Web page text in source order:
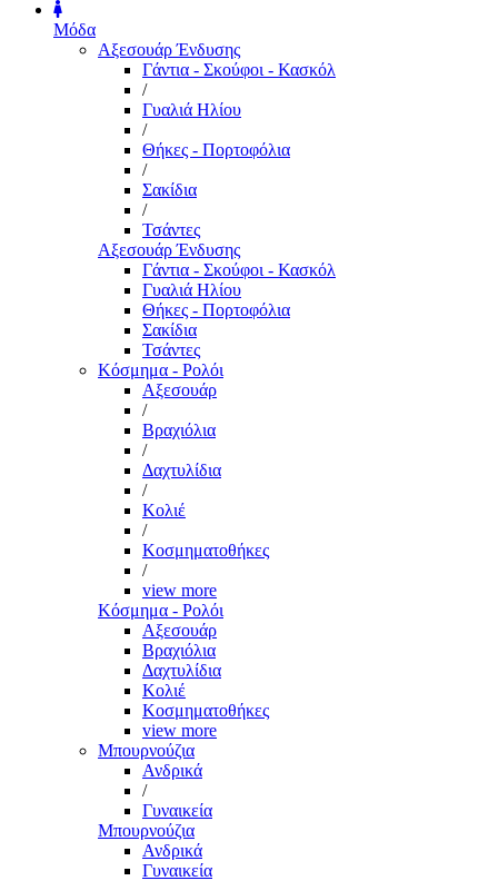
Μόδα
Αξεσουάρ Ένδυσης
Γάντια - Σκούφοι - Κασκόλ
/
Γυαλιά Ηλίου
/
Θήκες - Πορτοφόλια
/
Σακίδια
/
Τσάντες
Αξεσουάρ Ένδυσης
Γάντια - Σκούφοι - Κασκόλ
Γυαλιά Ηλίου
Θήκες - Πορτοφόλια
Σακίδια
Τσάντες
Κόσμημα - Ρολόι
Αξεσουάρ
/
Βραχιόλια
/
Δαχτυλίδια
/
Κολιέ
/
Κοσμηματοθήκες
/
view more
Κόσμημα - Ρολόι
Αξεσουάρ
Βραχιόλια
Δαχτυλίδια
Κολιέ
Κοσμηματοθήκες
view more
Μπουρνούζια
Ανδρικά
/
Γυναικεία
Μπουρνούζια
Ανδρικά
Γυναικεία